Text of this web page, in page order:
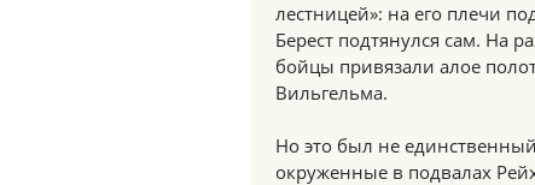
лестницей»: на его плечи
Берест подтянулся сам. На
бойцы привязали алое
Вильгельма.
Но это был не
окруженные в подвалах